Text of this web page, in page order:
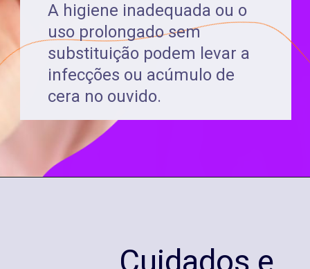
A higiene inadequada ou o
uso prolongado sem
substituição podem levar a
infecções ou acúmulo de
cera no ouvido.